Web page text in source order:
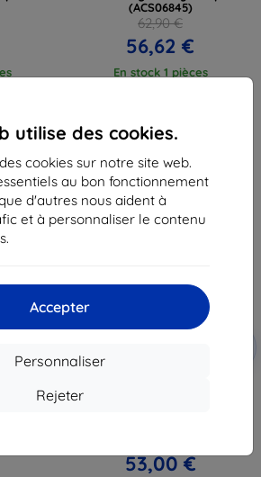
utilise des cookies.
cookies sur notre site web.
au bon fonctionnement
d'autres nous aident à
et à personnaliser le contenu
Accepter
Personnaliser
Rejeter
(ACS06845)
62,90 €
56,62 €
En stock 1 pièces
F731 Z
-10%
Réduction
Samsung EF-XF73KKTEGWW Z
53,00 €